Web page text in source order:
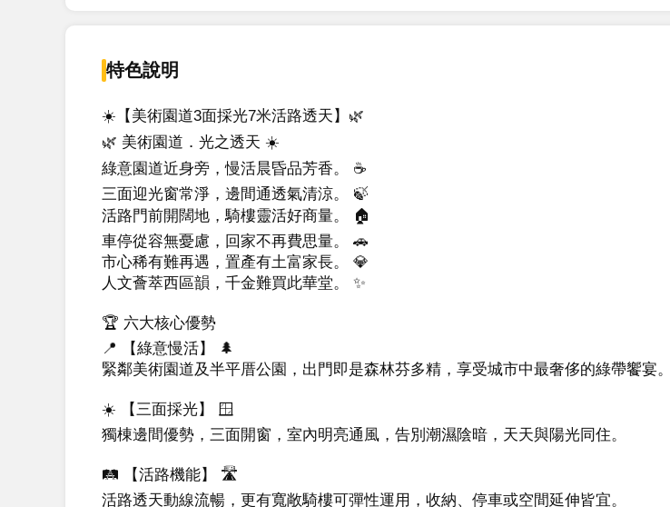
特色說明
☀️【美術園道3面採光7米活路透天】🌿
🌿 美術園道．光之透天 ☀️
綠意園道近身旁，慢活晨昏品芳香。 ☕
三面迎光窗常淨，邊間通透氣清涼。 🍃
活路門前開闊地，騎樓靈活好商量。 🏠
車停從容無憂慮，回家不再費思量。 🚗
市心稀有難再遇，置產有土富家長。 💎
人文薈萃西區韻，千金難買此華堂。 ✨
🏆 六大核心優勢
📍 【綠意慢活】 🌲
緊鄰美術園道及半平厝公園，出門即是森林芬多精，享受城市中最奢侈的綠帶饗宴。
☀️ 【三面採光】 🪟
獨棟邊間優勢，三面開窗，室內明亮通風，告別潮濕陰暗，天天與陽光同住。
🛤️ 【活路機能】 🛣️
活路透天動線流暢，更有寬敞騎樓可彈性運用，收納、停車或空間延伸皆宜。